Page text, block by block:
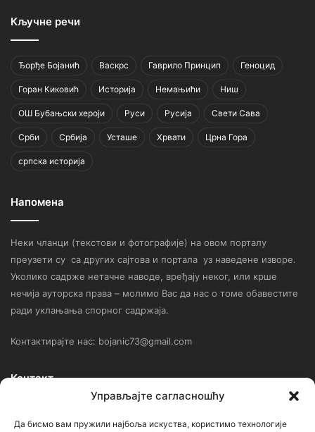
Управљајте сагласношћу
Да бисмо вам пружили најбоља искуства, користимо технологије
Кључне речи
Ђорђе Бојанић Васкрс Гаврило Принцип Геноцид
Горан Киковић Историја Немањићи Ниш
ОШ Бубањски хероји Руси Русија Свети Сава
Срби Србија Усташе Хрвати Црна Гора
српска историја
Напомена
Неки чланци (текстови и фотографије) на овом порталу
преузети су са других сајтова и портала уз наведене изворе.
Уколико садрже нетачне наводе, вређају неког, или крше
нечија ауторска права – молимо Вас да нас о томе обавестите
ради уклањања спорног садржаја.
Контактирајте нас: bojanic73@gmail.com
Контакт